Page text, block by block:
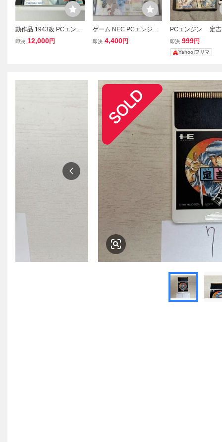
動作品 1943改 PCエンジ
ン Huカード Hu card nax
即決 12,000円
ゲーム NEC PCエンジン
Huカード めぞん一刻 中
即決 4,400円
PCエンジン 定吉
秀吉の黄金
即決 999円
Yahoo!フリマ